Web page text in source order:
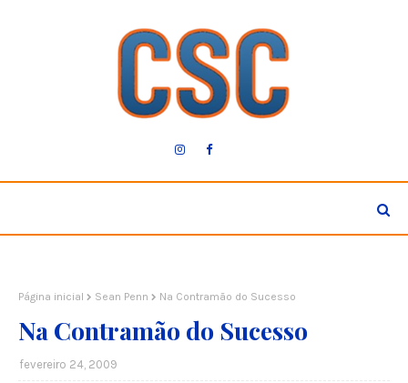
Página inicial Sean Penn Na Contramão do Sucesso
Na Contramão do Sucesso
fevereiro 24, 2009